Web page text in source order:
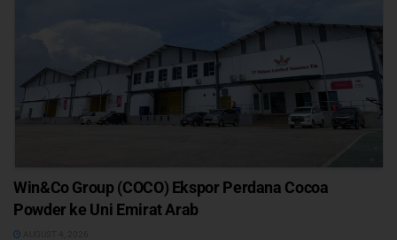
Win&Co Group (COCO) Ekspor Perdana Cocoa
Powder ke Uni Emirat Arab